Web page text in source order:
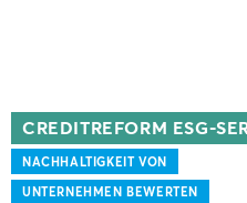
CREDITREFORM ESG-
NACHHALTIGKEIT VON
UNTERNEHMEN BEWERTEN